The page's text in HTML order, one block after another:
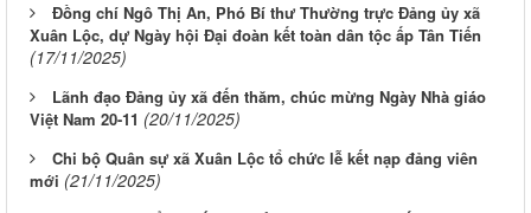
Đồng chí Ngô Thị An, Phó Bí thư Thường trực Đảng ủy xã
Xuân Lộc, dự Ngày hội Đại đoàn kết toàn dân tộc ấp Tân Tiến
(17/11/2025)
Lãnh đạo Đảng ủy xã đến thăm, chúc mừng Ngày Nhà giáo
Việt Nam 20-11 (20/11/2025)
Chi bộ Quân sự xã Xuân Lộc tổ chức lễ kết nạp đảng viên
mới (21/11/2025)